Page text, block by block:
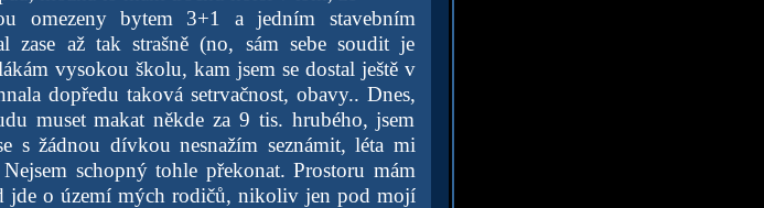
omezeny bytem 3+1 a jedním stavebním
zase až tak strašně (no, sám sebe soudit je
vysokou školu, kam jsem se dostal ještě v
dopředu taková setrvačnost, obavy.. Dnes,
muset makat někde za 9 tis. hrubého, jsem
s žádnou dívkou nesnažím seznámit, léta mi
schopný tohle překonat. Prostoru mám
jde o území mých rodičů, nikoliv jen pod mojí